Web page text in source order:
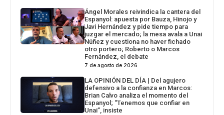
Ángel Morales reivindica la cantera del
Espanyol: apuesta por Bauza, Hinojo y
Javi Hernández y pide tiempo para
juzgar el mercado; la mesa avala a Unai
Núñez y cuestiona no haver fichado
otro portero; Roberto o Marcos
Fernández, el debate
7 de agosto de 2026
LA OPINIÓN DEL DÍA | Del agujero
defensivo a la confianza en Marcos:
Brian Calvo analiza el momento del
Espanyol; “Tenemos que confiar en
Unai”, insiste